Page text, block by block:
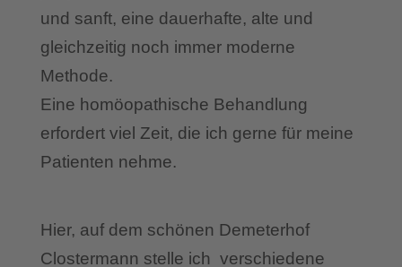
und sanft, eine dauerhafte, alte und
gleichzeitig noch immer moderne
Methode.
Eine homöopathische Behandlung
erfordert viel Zeit, die ich gerne für meine
Patienten nehme.
Hier, auf dem schönen Demeterhof
Clostermann stelle ich verschiedene